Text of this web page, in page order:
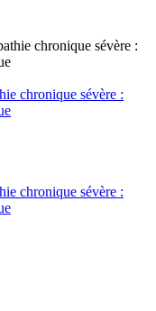
chronique sévère :
chronique sévère :